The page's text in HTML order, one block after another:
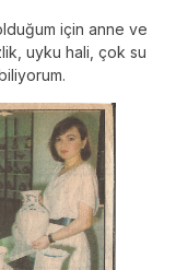
için anne ve
uyku hali, çok su